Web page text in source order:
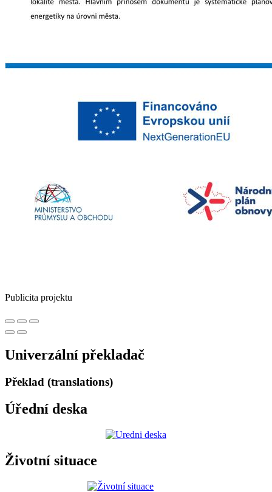
Publicita projektu
Univerzální překladač
Překlad (translations)
Úřední deska
Životní situace